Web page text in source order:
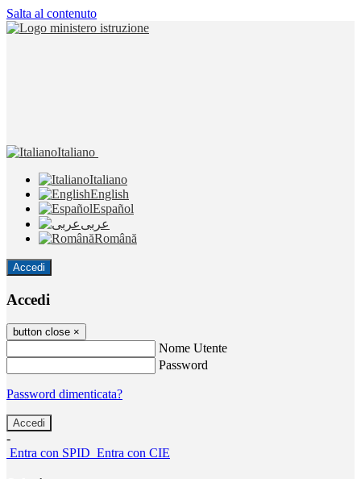
Salta al contenuto
Italiano
Italiano
English
Español
عربى
Română
Accedi
Accedi
button close ×
Nome Utente
Password
Password dimenticata?
-
Entra con SPID Entra con CIE